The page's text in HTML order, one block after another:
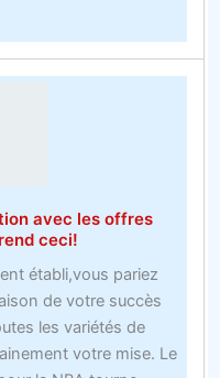
avec les offres
ceci!
établi,vous pariez
de votre succès
les variétés de
votre mise. Le